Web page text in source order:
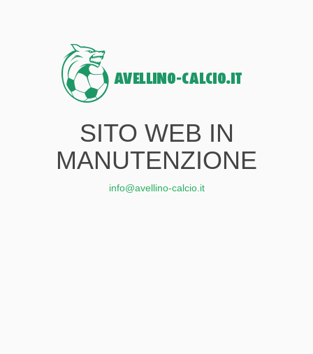
SITO WEB IN
MANUTENZIONE
info@avellino-calcio.it